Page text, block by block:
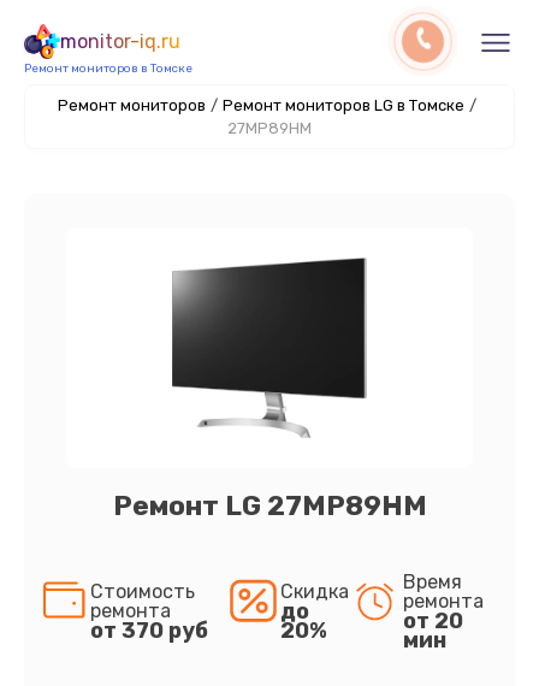
monitor-iq.ru
Ремонт мониторов в Томске
Ремонт мониторов / Ремонт мониторов LG в Томске /
27MP89HM
Ремонт LG 27MP89HM
Стоимость
ремонта
от 370 руб
Скидка
до
20%
Время
ремонта
от 20
мин